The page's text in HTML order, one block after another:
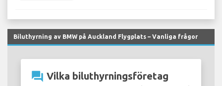
Biluthyrning av BMW på Auckland Flygplats – Vanliga frågor
question_answer Vilka biluthyrningsföretag